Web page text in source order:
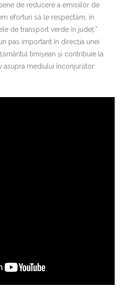
de reducere a emisiilor de
eforturi să le respectăm, în
de transport verde în județ.”
pas important în direcția unei
timișean și contribuie la
asupra mediului înconjurător.